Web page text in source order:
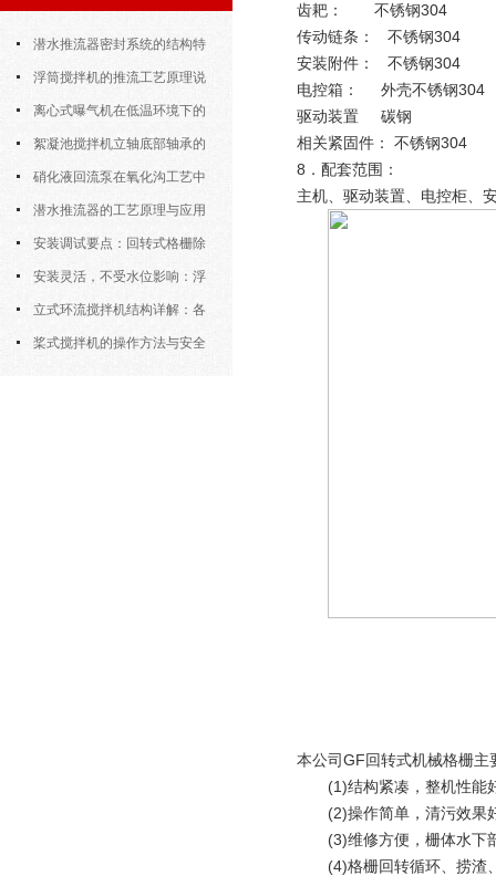
潜水推流器密封系统的结构特
点与渗漏故障处理
浮筒搅拌机的推流工艺原理说
明 离心式曝气机在低温环境下的
运行特性与防冻措施
絮凝池搅拌机立轴底部轴承的
密封防水与免维护设计
硝化液回流泵在氧化沟工艺中
的布置位置对回流效果的影响
潜水推流器的工艺原理与应用
逻辑安装调试要点：回转式格栅除
污机的土建配合要求与水平度校准
安装灵活，不受水位影响：浮
筒式曝气机的结构优势与适用场景
立式环流搅拌机结构详解：各
部件的功能与协同
桨式搅拌机的操作方法与安全
齿耙： 不锈钢304
传动链条： 不锈钢304
安装附件： 不锈钢304
电控箱： 外壳不锈钢304
驱动装置 碳钢
相关紧固件： 不锈钢304
8．配套范围：
主机、驱动装置、电控柜、
本公司GF回转式机械格栅
(1)结构紧凑，整机性能
(2)操作简单，清污效果
(3)维修方便，栅体水下
(4)格栅回转循环、捞渣